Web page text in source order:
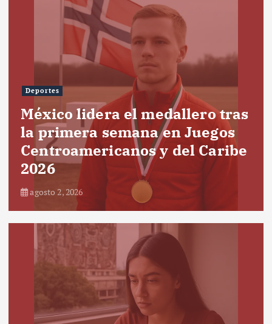
Deportes
México lidera el medallero tras
la primera semana en Juegos
Centroamericanos y del Caribe
2026
agosto 2, 2026